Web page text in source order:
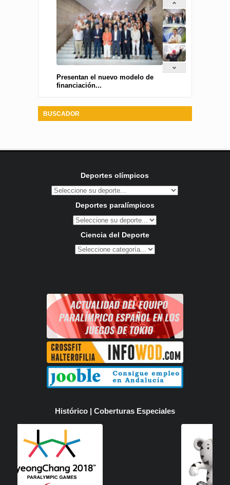
Presentan el nuevo modelo de
financiación...
BUSCADOR
Deportes olímpicos
Deportes paralímpicos
Ciencia del Deporte
Histórico | Coberturas Especiales